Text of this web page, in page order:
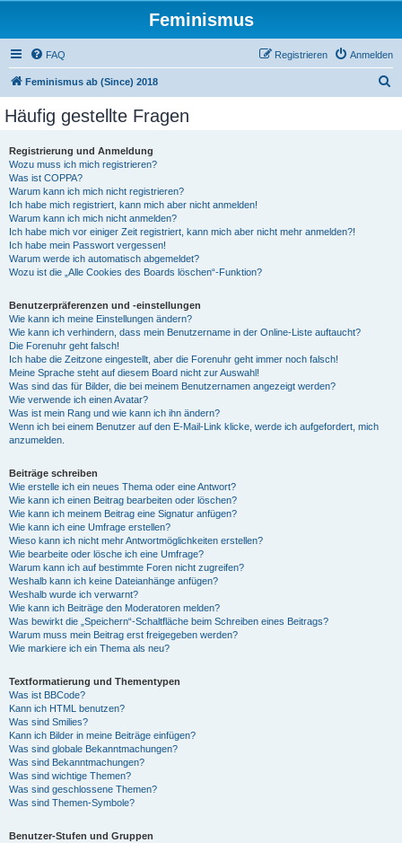
Feminismus
FAQ Anmelden
Registrieren
Feminismus ab (Since) 2018
Häufig gestellte Fragen
Registrierung und Anmeldung
Wozu muss ich mich registrieren?
Was ist COPPA?
Warum kann ich mich nicht registrieren?
Ich habe mich registriert, kann mich aber nicht anmelden!
Warum kann ich mich nicht anmelden?
Ich habe mich vor einiger Zeit registriert, kann mich aber nicht mehr anmelden?!
Ich habe mein Passwort vergessen!
Warum werde ich automatisch abgemeldet?
Wozu ist die „Alle Cookies des Boards löschen“-Funktion?
Benutzerpräferenzen und -einstellungen
Wie kann ich meine Einstellungen ändern?
Wie kann ich verhindern, dass mein Benutzername in der Online-Liste auftaucht?
Die Forenuhr geht falsch!
Ich habe die Zeitzone eingestellt, aber die Forenuhr geht immer noch falsch!
Meine Sprache steht auf diesem Board nicht zur Auswahl!
Was sind das für Bilder, die bei meinem Benutzernamen angezeigt werden?
Wie verwende ich einen Avatar?
Was ist mein Rang und wie kann ich ihn ändern?
Wenn ich bei einem Benutzer auf den E-Mail-Link klicke, werde ich aufgefordert, mich
anzumelden.
Beiträge schreiben
Wie erstelle ich ein neues Thema oder eine Antwort?
Wie kann ich einen Beitrag bearbeiten oder löschen?
Wie kann ich meinem Beitrag eine Signatur anfügen?
Wie kann ich eine Umfrage erstellen?
Wieso kann ich nicht mehr Antwortmöglichkeiten erstellen?
Wie bearbeite oder lösche ich eine Umfrage?
Warum kann ich auf bestimmte Foren nicht zugreifen?
Weshalb kann ich keine Dateianhänge anfügen?
Weshalb wurde ich verwarnt?
Wie kann ich Beiträge den Moderatoren melden?
Was bewirkt die „Speichern“-Schaltfläche beim Schreiben eines Beitrags?
Warum muss mein Beitrag erst freigegeben werden?
Wie markiere ich ein Thema als neu?
Textformatierung und Thementypen
Was ist BBCode?
Kann ich HTML benutzen?
Was sind Smilies?
Kann ich Bilder in meine Beiträge einfügen?
Was sind globale Bekanntmachungen?
Was sind Bekanntmachungen?
Was sind wichtige Themen?
Was sind geschlossene Themen?
Was sind Themen-Symbole?
Benutzer-Stufen und Gruppen